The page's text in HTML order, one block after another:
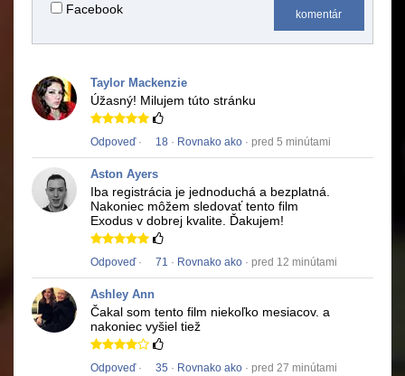
Facebook komentár
Taylor Mackenzie
Úžasný! Milujem túto stránku
Odpoveď· 18 · Rovnako ako · pred 5 minútami
Aston Ayers
Iba registrácia je jednoduchá a bezplatná.
Nakoniec môžem sledovať tento film
Exodus v dobrej kvalite. Ďakujem!
Odpoveď· 71 · Rovnako ako · pred 12 minútami
Ashley Ann
Čakal som tento film niekoľko mesiacov. a
nakoniec vyšiel tiež
Odpoveď· 35 · Rovnako ako · pred 27 minútami